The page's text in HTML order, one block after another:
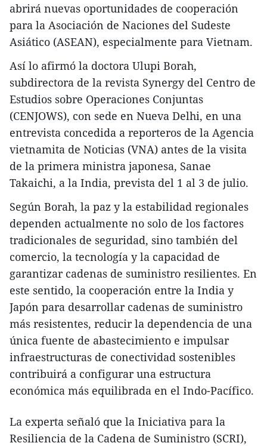
abrirá nuevas oportunidades de cooperación
para la Asociación de Naciones del Sudeste
Asiático (ASEAN), especialmente para Vietnam.
Así lo afirmó la doctora Ulupi Borah,
subdirectora de la revista Synergy del Centro de
Estudios sobre Operaciones Conjuntas
(CENJOWS), con sede en Nueva Delhi, en una
entrevista concedida a reporteros de la Agencia
vietnamita de Noticias (VNA) antes de la visita
de la primera ministra japonesa, Sanae
Takaichi, a la India, prevista del 1 al 3 de julio.
Según Borah, la paz y la estabilidad regionales
dependen actualmente no solo de los factores
tradicionales de seguridad, sino también del
comercio, la tecnología y la capacidad de
garantizar cadenas de suministro resilientes. En
este sentido, la cooperación entre la India y
Japón para desarrollar cadenas de suministro
más resistentes, reducir la dependencia de una
única fuente de abastecimiento e impulsar
infraestructuras de conectividad sostenibles
contribuirá a configurar una estructura
económica más equilibrada en el Indo-Pacífico.
La experta señaló que la Iniciativa para la
Resiliencia de la Cadena de Suministro (SCRI),